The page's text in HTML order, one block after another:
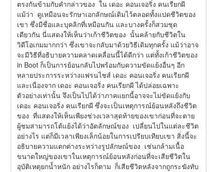
ตรงกันข้ามกับคำกล่าวของ  ใน เดอะ คอนเจอริ่ง คนเรียกผี
แม้ว่า  ดูเหมือนจะรักษาเอกลักษณ์เดิมไว้ตลอดทั้งแปดชีวิตของ
เขา ซึ่งมีชื่อและบุคลิกที่เหมือนกัน และบางครั้งก็สวมชุด
เดียวกัน นี่แสดงให้เห็นว่าเก้าชีวิตของ  นั้นคล้ายกับชีวิตใน
วิดีโอเกมมากกว่า ซึ่งเขาจะกลับมาด้วยวิธีเดิมทุกครั้ง แม้ว่าอาจ
จะมีวิธีที่อธิบายความคลาดเคลื่อนนี้ได้ดีกว่า แต่ทั้งเก้าชีวิตของ
in Boot ก็เป็นการย้อนกลับไปพร้อมกับความขัดแย้งอื่นๆ อีก
หลายประการระหว่างแฟรนไชส์ เดอะ คอนเจอริ่ง คนเรียกผี
และเนื่องจาก เดอะ คอนเจอริ่ง คนเรียกผี ได้ปล่อยเฉพาะ
ตัวอย่างเท่านั้น จึงเป็นไปได้ว่าภาคแยกนี้อาจจะไม่ขัดแย้งกับ
เดอะ คอนเจอริ่ง คนเรียกผี ซึ่งจะเป็นเหตุการณ์ย้อนหลังถึงชีวิต
ของ  ที่แสดงให้เห็นเพียงช่วงเวลาสุดท้ายของเขาก่อนที่จะตาย
ผู้ชมสามารถโต้แย้งได้ว่าอัตลักษณ์ของ  เปลี่ยนไปในแต่ละชีวิต
อย่างไร แต่ก็มีเวลาเพียงเล็กน้อยในการเปรียบเทียบเขา สิ่งนี้จะ
อธิบายความแตกต่างระหว่างรูปลักษณ์ของ  เช่นกล้ามเนื้อ
ขนาดใหญ่ของเขาในเหตุการณ์ย้อนหลังก่อนที่จะเสียชีวิตใน
อุบัติเหตุยกน้ำหนัก อย่างไรก็ตาม  ก็เสียชีวิตหลังจากถูกระฆังทับ